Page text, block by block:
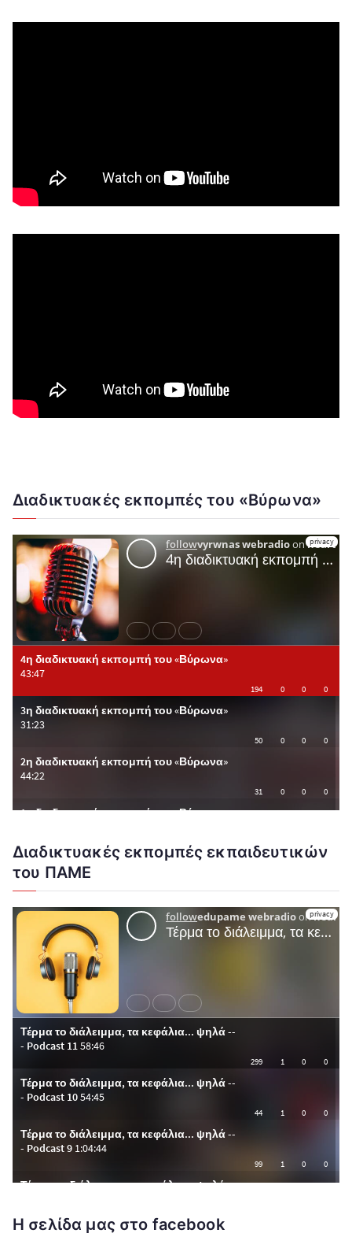
Διαδικτυακές εκπομπές του «Βύρωνα»
Διαδικτυακές εκπομπές εκπαιδευτικών
του ΠΑΜΕ
Η σελίδα μας στο facebook